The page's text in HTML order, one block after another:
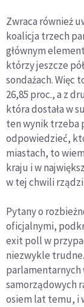
Zwraca również
koalicja trzech
głównym
którzy jeszcze
sondażach. Więc
26,85 proc., a z
która dostała w
ten wynik trzeba
odpowiedzieć,
miastach, to
kraju i w
w tej chwili
Pytany o
oficjalnymi,
exit poll w
niezwykle
parlamentarnych
samorządowych
osiem lat temu, i